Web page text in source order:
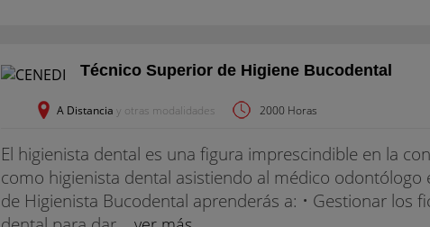
Técnico Superior de Higiene Bucodental
A Distancia y otras modalidades 2000 Horas
El higienista dental es una figura imprescindible en la
como higienista dental asistiendo al médico odontólogo
de Higienista Bucodental aprenderás a: • Gestionar los